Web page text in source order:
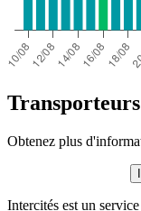
Obtenez plus
Intercités est un